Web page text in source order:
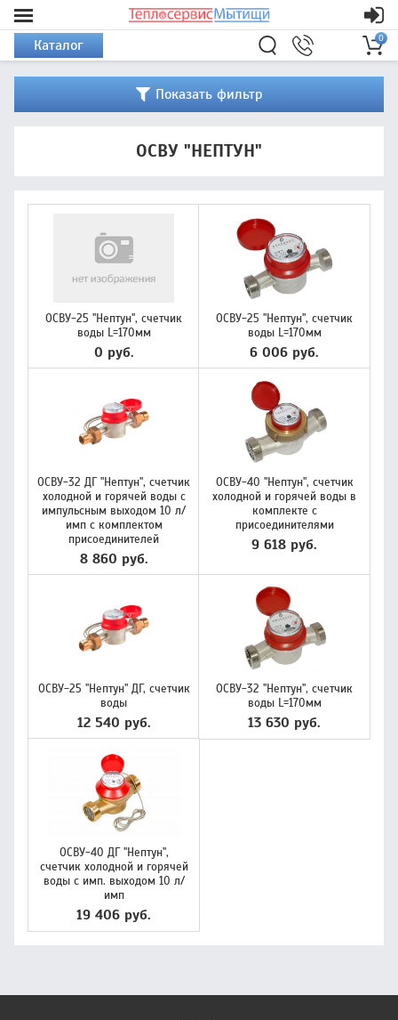
Каталог 0
Показать фильтр
ОСВУ "НЕПТУН"
ОСВУ-25 "Нептун", счетчик
воды L=170мм
0 руб.
ОСВУ-25 "Нептун", счетчик
воды L=170мм
6 006 руб.
ОСВУ-32 ДГ "Нептун", счетчик
холодной и горячей воды с
импульсным выходом 10 л/
имп с комплектом
присоединителей
8 860 руб.
ОСВУ-40 "Нептун", счетчик
холодной и горячей воды в
комплекте с
присоединителями
9 618 руб.
ОСВУ-25 "Нептун" ДГ, счетчик
воды
12 540 руб.
ОСВУ-32 "Нептун", счетчик
воды L=170мм
13 630 руб.
ОСВУ-40 ДГ "Нептун",
счетчик холодной и горячей
воды с имп. выходом 10 л/
имп
19 406 руб.